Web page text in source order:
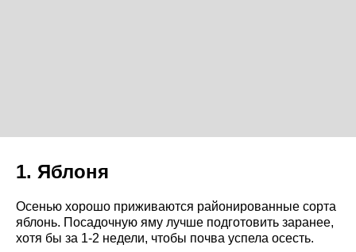
1. Яблоня
Осенью хорошо приживаются районированные сорта
яблонь. Посадочную яму лучше подготовить заранее,
хотя бы за 1-2 недели, чтобы почва успела осесть.